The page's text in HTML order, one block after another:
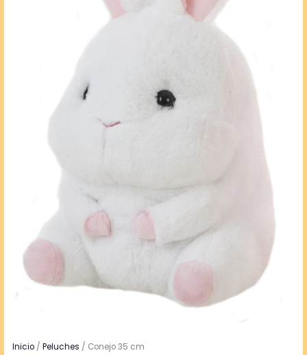
Inicio /Peluches / Conejo 35 cm